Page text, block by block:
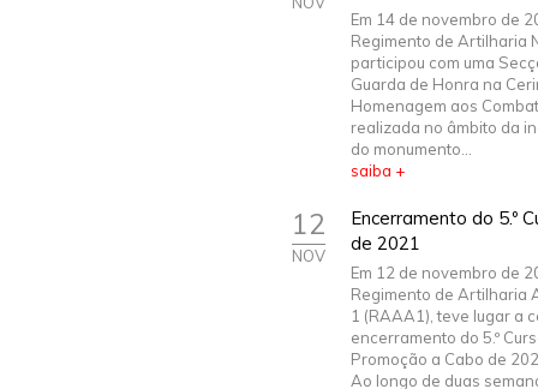
Em 14 de novembro de
Regimento de Artilharia
participou com uma
Guarda de Honra na
Homenagem aos
realizada no âmbito da
do monumento...
saiba +
12
NOV
Encerramento do 5.º
de 2021
Em 12 de novembro de
Regimento de Artilharia
1 (RAAA1), teve lugar a
encerramento do 5.º
Promoção a Cabo de
Ao longo de duas